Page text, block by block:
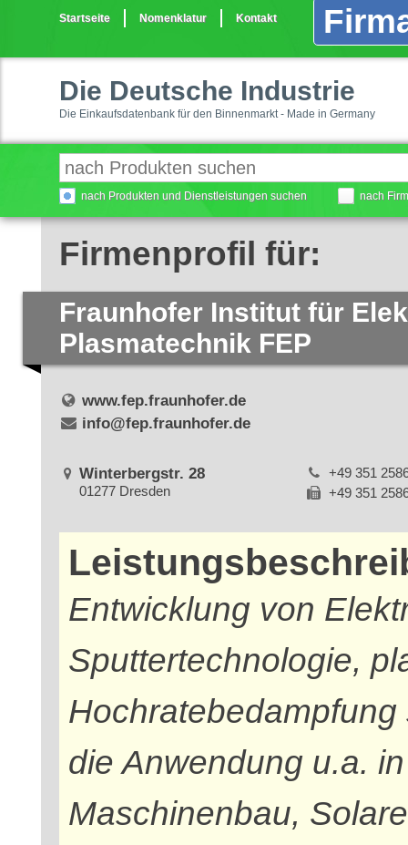
Startseite Nomenklatur Kontakt
Die Deutsche Industrie
Die Einkaufsdatenbank für den Binnenmarkt - Made in Germany
nach Produkten und Dienstleistungen suchen nach
Firmenprofil für:
Fraunhofer Institut für
Plasmatechnik FEP
www.fep.fraunhofer.de
info@fep.fraunhofer.de
Winterbergstr. 28
01277 Dresden
+49 351
+49 351
Entwicklung von
Sputtertechnologie,
die Anwendung u.a.
Maschinenbau,